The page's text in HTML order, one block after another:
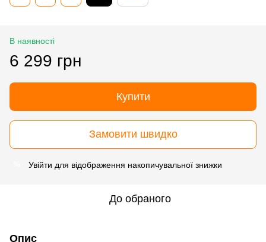
В наявності
6 299 грн
Купити
Замовити швидко
Увійти для відображення накопичувальної знижки
До обраного
Опис